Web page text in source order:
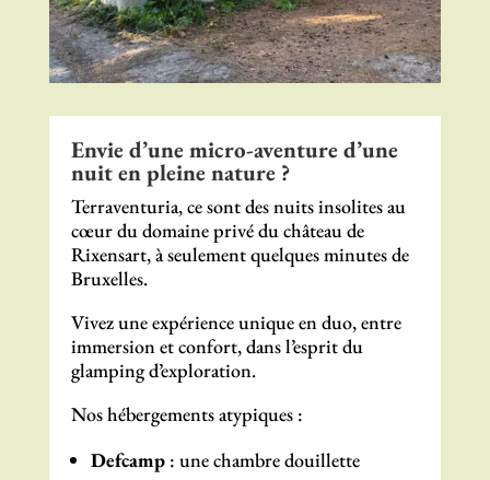
Envie d’une micro-aventure d’une
nuit en pleine nature ?
Terraventuria, ce sont des nuits insolites au
cœur du domaine privé du château de
Rixensart, à seulement quelques minutes de
Bruxelles.
Vivez une expérience unique en duo, entre
immersion et confort, dans l’esprit du
glamping d’exploration.
Nos hébergements atypiques :
Defcamp: une chambre douillette